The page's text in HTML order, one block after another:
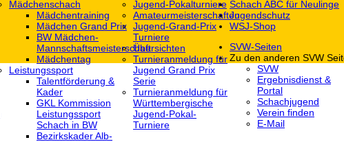
Mädchenschach
Mädchentraining
Mädchen Grand Prix
BW Mädchen-
Mannschaftsmeisterschaft
Mädchentag
Leistungssport
Talentförderung &
Kader
GKL Kommission
Leistungssport
Schach in BW
Bezirkskader Alb-
Jugend-Pokalturniere
Amateurmeisterschaften
Jugend-Grand-Prix
Turniere
Übersichten
Turnieranmeldung für
Jugend Grand Prix
Serie
Turnieranmeldung für
Württembergische
Jugend-Pokal-
Turniere
Schach ABC für Neulinge
Jugendschutz
WSJ-Shop
SVW-Seiten
Zu den anderen SVW
SVW
Ergebnisdienst &
Portal
Schachjugend
Verein finden
E-Mail